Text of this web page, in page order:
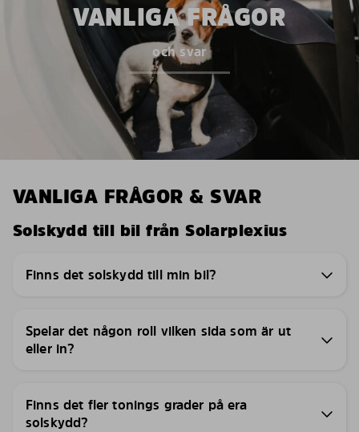
VANLIGA FRÅGOR
och svar
VANLIGA FRÅGOR & SVAR
Solskydd till bil från Solarplexius
Finns det solskydd till min bil?
Spelar det någon roll vilken sida som är ut
eller in?
Finns det fler tonings grader på era
solskydd?